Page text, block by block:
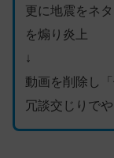
更に地震をネ
を煽り炎上
↓
動画を削除し
冗談交じりで